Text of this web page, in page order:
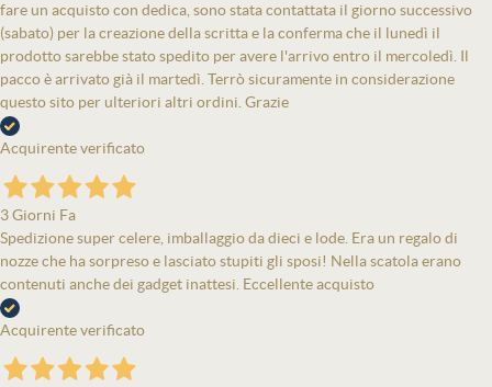
fare un acquisto con dedica, sono stata contattata il giorno successivo
(sabato) per la creazione della scritta e la conferma che il lunedì il
prodotto sarebbe stato spedito per avere l'arrivo entro il mercoledì. Il
pacco è arrivato già il martedì. Terrò sicuramente in considerazione
questo sito per ulteriori altri ordini. Grazie
Acquirente verificato
3 Giorni Fa
Spedizione super celere, imballaggio da dieci e lode. Era un regalo di
nozze che ha sorpreso e lasciato stupiti gli sposi! Nella scatola erano
contenuti anche dei gadget inattesi. Eccellente acquisto
Acquirente verificato